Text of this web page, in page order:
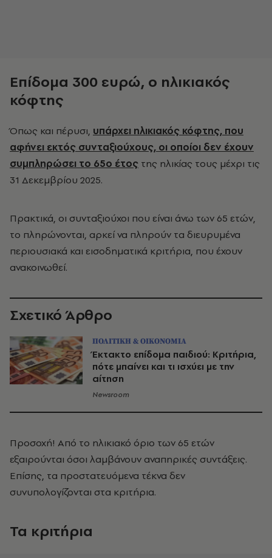
Επίδομα 300 ευρώ, ο ηλικιακός
κόφτης
Όπως και πέρυσι, υπάρχει ηλικιακός κόφτης, που
αφήνει εκτός συνταξιούχους, οι οποίοι δεν έχουν
συμπληρώσει το 65ο έτος της ηλικίας τους μέχρι τις
31 Δεκεμβρίου 2025.
Πρακτικά, οι συνταξιούχοι που είναι άνω των 65 ετών,
το πληρώνονται, αρκεί να πληρούν τα διευρυμένα
περιουσιακά και εισοδηματικά κριτήρια, που έχουν
ανακοινωθεί.
Σχετικό Άρθρο
ΠΟΛΙΤΙΚΗ & ΟΙΚΟΝΟΜΙΑ
Έκτακτο επίδομα παιδιού: Κριτήρια,
πότε μπαίνει και τι ισχύει με την
αίτηση
Newsroom
Προσοχή! Από το ηλικιακό όριο των 65 ετών
εξαιρούνται όσοι λαμβάνουν αναπηρικές συντάξεις.
Επίσης, τα προστατευόμενα τέκνα δεν
συνυπολογίζονται στα κριτήρια.
Τα κριτήρια